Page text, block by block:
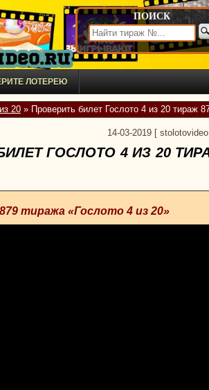
ПОИСК
ЛОТЕРЕЮ
20 » Проверить билет Гослото 4 из 20 тираж
14-03-2019
ГОСЛОТО 4 ИЗ 20
тиража «Гослото 4 из 20»